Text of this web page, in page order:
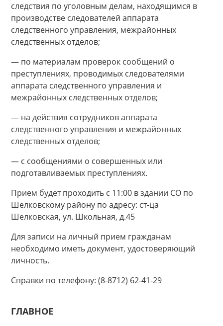
следствия по уголовным делам, находящимся в
производстве следователей аппарата
следственного управления, межрайонных
следственных отделов;
— по материалам проверок сообщений о
преступлениях, проводимых следователями
аппарата следственного управления и
межрайонных следственных отделов;
— на действия сотрудников аппарата
следственного управления и межрайонных
следственных отделов;
— с сообщениями о совершенных или
подготавливаемых преступлениях.
Прием будет проходить с 11:00 в здании СО по
Шелковскому району по адресу: ст-ца
Шелковская, ул. Школьная, д.45
Для записи на личный прием гражданам
необходимо иметь документ, удостоверяющий
личность.
Справки по телефону: (8-8712) 62-41-29
ГЛАВНОЕ